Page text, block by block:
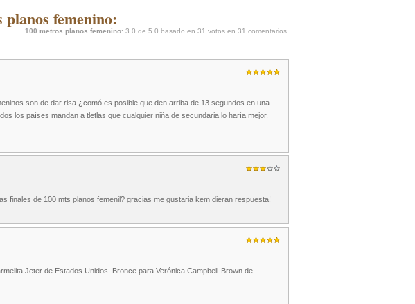
femenino:
100 metros planos femenino: 3.0 de 5.0 basado en 31 votos en 31 comentarios.
son de dar risa ¿comó es posible que den arriba de 13 segundos en una
los países mandan a tletlas que cualquier niña de secundaria lo haría mejor.
finales de 100 mts planos femenil? gracias me gustaria kem dieran respuesta!
Jeter de Estados Unidos. Bronce para Verónica Campbell-Brown de